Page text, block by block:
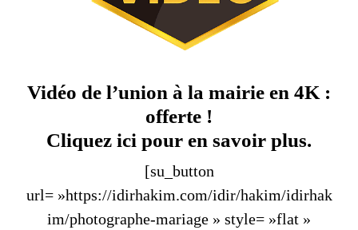
Vidéo de l’union à la mairie en 4K :
offerte !
Cliquez ici pour en savoir plus.
[su_button
url= »https://idirhakim.com/idir/hakim/idirhak
im/photographe-mariage » style= »flat »